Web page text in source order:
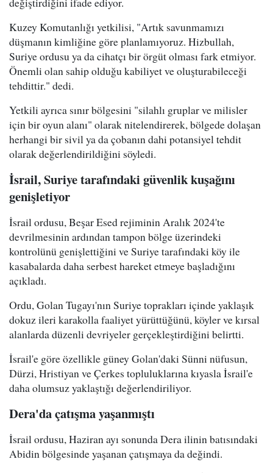
Kuzey Komutanlığı yetkilisi, "Artık savunmamızı
düşmanın kimliğine göre planlamıyoruz. Hizbullah,
Suriye ordusu ya da cihatçı bir örgüt olması fark etmiyor.
Önemli olan sahip olduğu kabiliyet ve oluşturabileceği
tehdittir." dedi.
Yetkili ayrıca sınır bölgesini "silahlı gruplar ve milisler
için bir oyun alanı" olarak nitelendirerek, bölgede dolaşan
herhangi bir sivil ya da çobanın dahi potansiyel tehdit
olarak değerlendirildiğini söyledi.
İsrail, Suriye tarafındaki güvenlik kuşağını
genişletiyor
İsrail ordusu, Beşar Esed rejiminin Aralık 2024'te
devrilmesinin ardından tampon bölge üzerindeki
kontrolünü genişlettiğini ve Suriye tarafındaki köy ile
kasabalarda daha serbest hareket etmeye başladığını
açıkladı.
Ordu, Golan Tugayı'nın Suriye toprakları içinde yaklaşık
dokuz ileri karakolla faaliyet yürüttüğünü, köyler ve kırsal
alanlarda düzenli devriyeler gerçekleştirdiğini belirtti.
İsrail'e göre özellikle güney Golan'daki Sünni nüfusun,
Dürzi, Hristiyan ve Çerkes topluluklarına kıyasla İsrail'e
daha olumsuz yaklaştığı değerlendiriliyor.
Dera'da çatışma yaşanmıştı
İsrail ordusu, Haziran ayı sonunda Dera ilinin batısındaki
Abidin bölgesinde yaşanan çatışmaya da değindi.